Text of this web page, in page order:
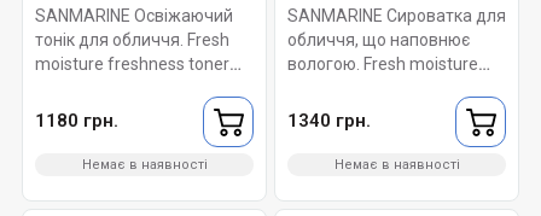
SANMARINE Освіжаючий
тонік для обличчя. Fresh
moisture freshness toner
1180 грн.
Немає в наявності
SANMARINE Сироватка для
обличчя, що наповнює
вологою. Fresh moisture
1340 грн.
Немає в наявності